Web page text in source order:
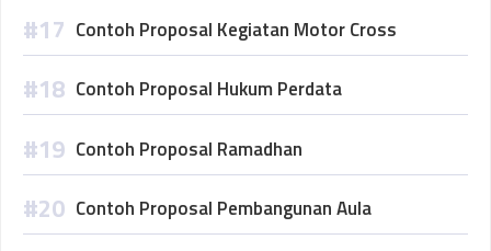
Contoh Proposal Kegiatan Motor Cross
Contoh Proposal Hukum Perdata
Contoh Proposal Ramadhan
Contoh Proposal Pembangunan Aula